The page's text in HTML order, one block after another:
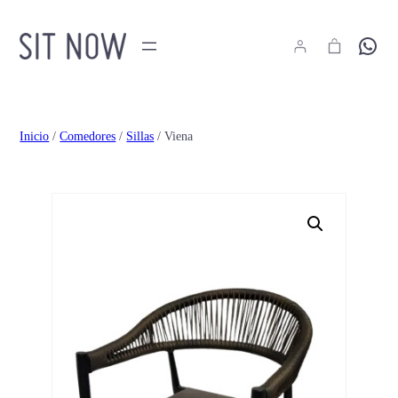
Hola
Inicio /Comedores / Sillas / Viena